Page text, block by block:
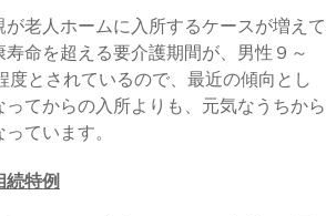
老人ホームに入所するケースが増えて
命を超える要介護期間が、男性９～
度とされているので、最近の傾向とし
てからの入所よりも、元気なうちから
ています。
続特例